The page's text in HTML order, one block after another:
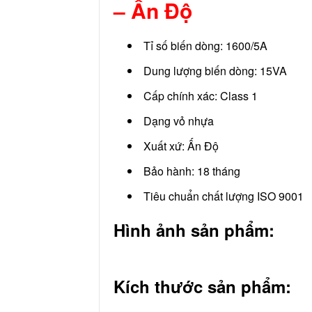
– Ấn Độ
Tỉ số biến dòng: 1600/5A
Dung lượng biến dòng: 15VA
Cấp chính xác: Class 1
Dạng vỏ nhựa
Xuất xứ: Ấn Độ
Bảo hành: 18 tháng
Tiêu chuẩn chất lượng ISO 9001
Hình ảnh sản phẩm:
Kích thước sản phẩm: